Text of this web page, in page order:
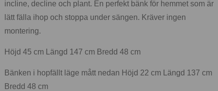
incline, decline och plant. En perfekt bänk för hemmet som är
lätt fälla ihop och stoppa under sängen. Kräver ingen
montering.
Höjd 45 cm Längd 147 cm Bredd 48 cm
Bänken i hopfällt läge mått nedan Höjd 22 cm Längd 137 cm
Bredd 48 cm